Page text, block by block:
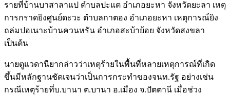
รายที่บ้านบาสาลาแป ตำบลปะแต อำเภอยะหา จังหวัดยะลา เหตุ
การกราดยิงศูนย์ดะวะ ตำบลกาตอง อำเภอยะหา เหตุการณ์ยิง
ถล่มปอเนาะบ้านควนหรัน อำเภอสะบ้าย้อย จังหวัดสงขลา
เป็นต้น
นายตูแวดานียากล่าวว่าเหตุร้ายในพื้นที่หลายเหตุการณ์ที่เกิด
ขึ้นมีหลักฐานชัดเจนว่าเป็นการกระทำของจนท.รัฐ อย่างเช่น
กรณีเหตุร้ายที่บ.บานา ต.บานา อ.เมือง จ.ปัตตานี เมื่อช่วง